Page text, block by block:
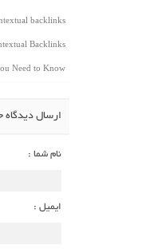
backlinks
Backlinks
Need to Know
ارسال دیدگاه
نام شما :
ایمیل :